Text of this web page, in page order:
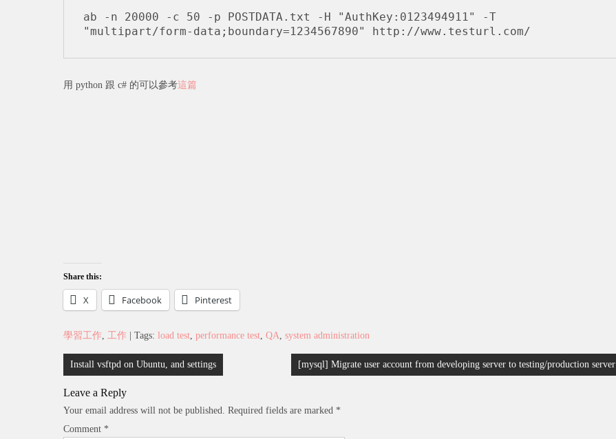
ab -n 20000 -c 50 -p POSTDATA.txt -H "AuthKey:0123494911" -T
"multipart/form-data;boundary=1234567890" http://www.testurl.com/
用 python 跟 c# 的可以參考這篇
Share this:
X Facebook Pinterest
學習工作, 工作 | Tags: load test, performance test, QA, system administration
Post
navigation
Install vsftpd on Ubuntu, and settings [mysql] Migrate user account from developing server to testing/production server
Leave a Reply
Your email address will not be published. Required fields are marked *
Comment *